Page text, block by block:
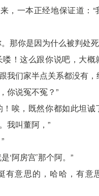
，一本正经地保证道：“
那你是因为什么被判处
喽！这么跟你说吧，大概
我们家半点关系都没有，
你说冤不冤？”
！唉，既然你都如此坦诚
我叫董阿，”
‘阿房宫’那个阿。”
有意思的，哈哈，有意